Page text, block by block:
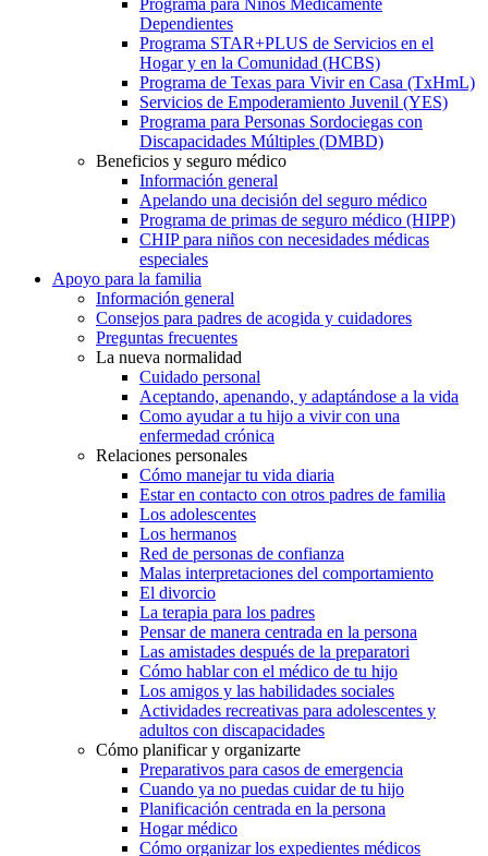
Dependientes
Programa STAR+PLUS de Servicios en el
Hogar y en la Comunidad (HCBS)
Programa de Texas para Vivir en Casa (TxHmL)
Servicios de Empoderamiento Juvenil (YES)
Programa para Personas Sordociegas con
Discapacidades Múltiples (DMBD)
Beneficios y seguro médico
Información general
Apelando una decisión del seguro médico
Programa de primas de seguro médico (HIPP)
CHIP para niños con necesidades médicas
especiales
Apoyo para la familia
Información general
Consejos para padres de acogida y cuidadores
Preguntas frecuentes
La nueva normalidad
Cuidado personal
Aceptando, apenando, y adaptándose a la vida
Como ayudar a tu hijo a vivir con una
enfermedad crónica
Relaciones personales
Cómo manejar tu vida diaria
Estar en contacto con otros padres de familia
Los adolescentes
Los hermanos
Red de personas de confianza
Malas interpretaciones del comportamiento
El divorcio
La terapia para los padres
Pensar de manera centrada en la persona
Las amistades después de la preparatori
Cómo hablar con el médico de tu hijo
Los amigos y las habilidades sociales
Actividades recreativas para adolescentes y
adultos con discapacidades
Cómo planificar y organizarte
Preparativos para casos de emergencia
Cuando ya no puedas cuidar de tu hijo
Planificación centrada en la persona
Hogar médico
Cómo organizar los expedientes médicos